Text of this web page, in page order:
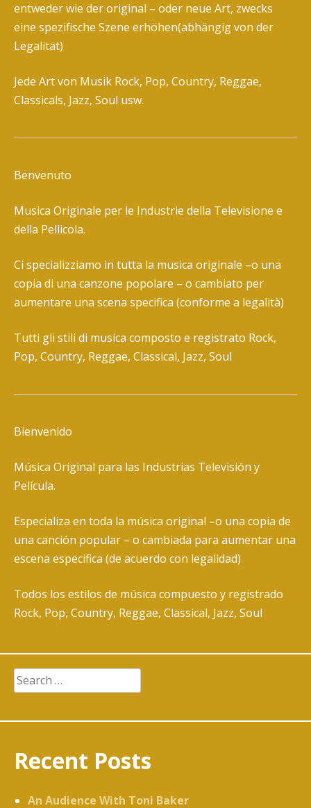
entweder wie der original – oder neue Art, zwecks
eine spezifische Szene erhöhen(abhängig von der
Legalität)
Jede Art von Musik Rock, Pop, Country, Reggae,
Classicals, Jazz, Soul usw.
Benvenuto
Musica Originale per le Industrie della Televisione e
della Pellicola.
Ci specializziamo in tutta la musica originale –o una
copia di una canzone popolare – o cambiato per
aumentare una scena specifica (conforme a legalità)
Tutti gli stili di musica composto e registrato Rock,
Pop, Country, Reggae, Classical, Jazz, Soul
Bienvenido
Música Original para las Industrias Televisión y
Película.
Especializa en toda la música original –o una copia de
una canción popular – o cambiada para aumentar una
escena especifica (de acuerdo con legalidad)
Todos los estilos de música compuesto y registrado
Rock, Pop, Country, Reggae, Classical, Jazz, Soul
Search
for:
Recent Posts
An Audience With Toni Baker